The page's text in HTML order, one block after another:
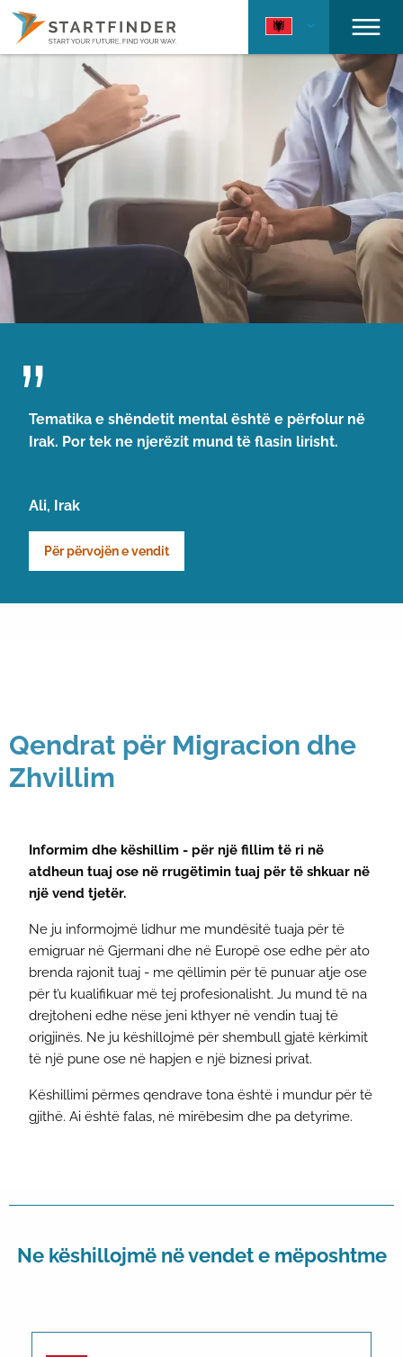
Tematika e shëndetit mental është e përfolur në
Irak. Por tek ne njerëzit mund të flasin lirisht.
Ali, Irak
Për përvojën e vendit
Qendrat për Migracion dhe
Zhvillim
Informim dhe këshillim - për një fillim të ri në
atdheun tuaj ose në rrugëtimin tuaj për të shkuar në
një vend tjetër.
Ne ju informojmë lidhur me mundësitë tuaja për të
emigruar në Gjermani dhe në Europë ose edhe për ato
brenda rajonit tuaj - me qëllimin për të punuar atje ose
për t’u kualifikuar më tej profesionalisht. Ju mund të na
drejtoheni edhe nëse jeni kthyer në vendin tuaj të
origjinës. Ne ju këshillojmë për shembull gjatë kërkimit
të një pune ose në hapjen e një biznesi privat.
Këshillimi përmes qendrave tona është i mundur për të
gjithë. Ai është falas, në mirëbesim dhe pa detyrime.
Ne këshillojmë në vendet e mëposhtme